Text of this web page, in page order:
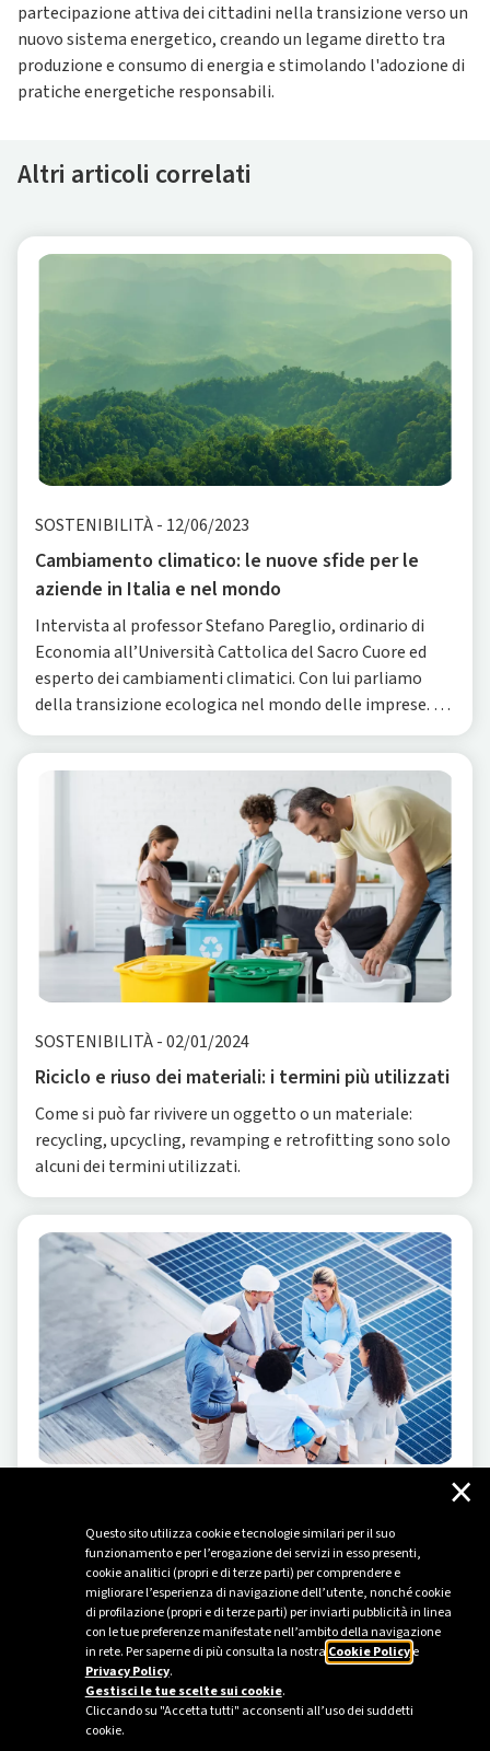
Questo sito utilizza cookie e tecnologie similari per il suo
funzionamento e per l’erogazione dei servizi in esso presenti,
cookie analitici (propri e di terze parti) per comprendere e
migliorare l’esperienza di navigazione dell’utente, nonché cookie
di profilazione (propri e di terze parti) per inviarti pubblicità in linea
con le tue preferenze manifestate nell’ambito della navigazione
in rete. Per saperne di più consulta la nostra Cookie Policye
Privacy Policy.
Gestisci le tue scelte sui cookie.
Cliccando su "Accetta tutti" acconsenti all’uso dei suddetti
cookie.
×
partecipazione attiva dei cittadini nella transizione verso un
nuovo sistema energetico, creando un legame diretto tra
produzione e consumo di energia e stimolando l'adozione di
pratiche energetiche responsabili.
Altri articoli correlati
SOSTENIBILITÀ- 12/06/2023
Cambiamento climatico: le nuove sfide per le
aziende in Italia e nel mondo
Intervista al professor Stefano Pareglio, ordinario di
Economia all’Università Cattolica del Sacro Cuore ed
esperto dei cambiamenti climatici. Con lui parliamo
della transizione ecologica nel mondo delle imprese. Le
aziende stanno iniziando a operare inte
SOSTENIBILITÀ-02/01/2024
Riciclo e riuso dei materiali: i termini più utilizzati
Come si può far rivivere un oggetto o un materiale:
recycling, upcycling, revamping e retrofitting sono solo
alcuni dei termini utilizzati.
Il valore di una filiera sostenibile
Plenitude lancia i Supplier Day per stimolare
collaborazione e innovazione con la propria supply